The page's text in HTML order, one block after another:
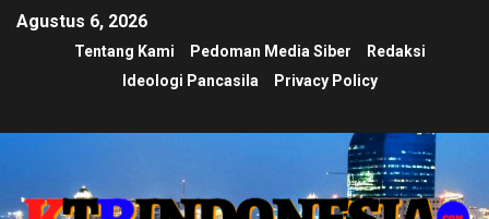
Agustus 6, 2026
Tentang Kami Pedoman Media Siber
Redaksi
Ideologi Pancasila
Privacy Policy